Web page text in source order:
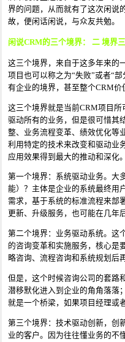
界的问题，从而就有了这次闲说
故，便闲话闲说，与众友共勉。
闲说CRM的三个境界： 二 境界
这三个境界，来自于这多年来的
项目也可以称之为“失败”或者“
有企业的境界，甚至整个CRM价
这三个境界就是当前CRM项目
驱动所有的业务，但是很可惜其
整、业务流程变革、绩效优化等
利用特定的技术来改变和驱动业
应用效果得到最大的推动和深化。
第一个境界：系统驱动业务。大
能）？主体是企业的系统最终用
需求，基于系统的标准流程来部
更新、升级服务，也可能在几年
第二个境界：业务驱动系统。这
的咨询变革和实施服务，核心是
略咨询、流程咨询和系统规划后
但是，这个时候咨询公司的套路
潜移默化进入到企业的角角落落
就是一个桥梁，如果项目经理或
第三个境界：技术驱动创新，创
业的客户。因为往往懂业务的不